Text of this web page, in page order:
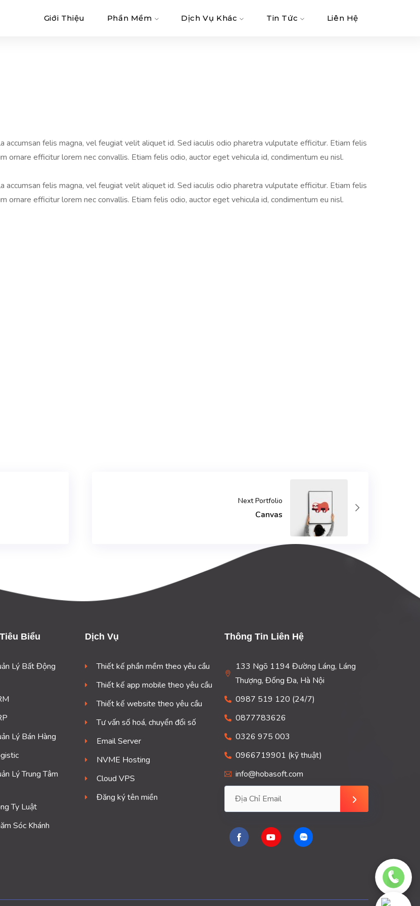
Giới Thiệu Phần Mềm Dịch Vụ Khác Tin Tức Liên Hệ
felis magna, vel feugiat velit aliquet id. Sed iaculis odio pharetra vulputate efficitur. Etiam felis
ornare efficitur lorem nec convallis. Etiam felis odio, auctor eget vehicula id, condimentum eu nisl.
felis magna, vel feugiat velit aliquet id. Sed iaculis odio pharetra vulputate efficitur. Etiam felis
ornare efficitur lorem nec convallis. Etiam felis odio, auctor eget vehicula id, condimentum eu nisl.
Next Portfolio
Canvas
Biểu
Lý Bất Động
Lý Bán Hàng
Lý Trung Tâm
Ty Luật
Sóc Khánh
Dịch Vụ
Thiết kế phần mềm theo yêu cầu
Thiết kế app mobile theo yêu cầu
Thiết kế website theo yêu cầu
Tư vấn số hoá, chuyển đổi số
Email Server
NVME Hosting
Cloud VPS
Đăng ký tên miền
Thông Tin Liên Hệ
133 Ngõ 1194 Đường Láng, Láng
Thượng, Đống Đa, Hà Nội
0987 519 120 (24/7)
0877783626
0326 975 003
0966719901 (kỹ thuật)
info@hobasoft.com